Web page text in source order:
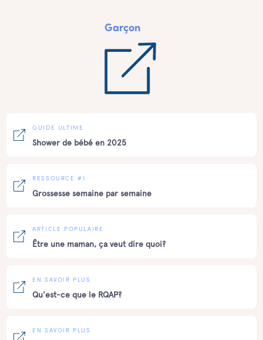
Garçon
GUIDE ULTIME
Shower de bébé en 2025
RESSOURCE #1
Grossesse semaine par semaine
ARTICLE POPULAIRE
Être une maman, ça veut dire quoi?
EN SAVOIR PLUS
Qu'est-ce que le RQAP?
EN SAVOIR PLUS